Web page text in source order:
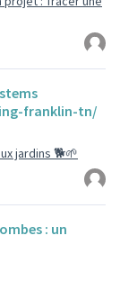
franklin-tn/
jardins 🐕🌱
: un